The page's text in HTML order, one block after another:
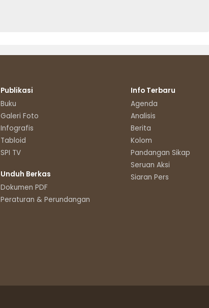
Publikasi
Buku
Galeri Foto
Infografis
Tabloid
SPI TV
Unduh Berkas
Dokumen PDF
Peraturan & Perundangan
Info Terbaru
Agenda
Analisis
Berita
Kolom
Pandangan Sikap
Seruan Aksi
Siaran Pers